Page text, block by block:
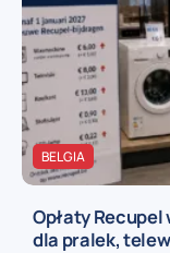
BELGIA
Opłaty Recupel
dla pralek,